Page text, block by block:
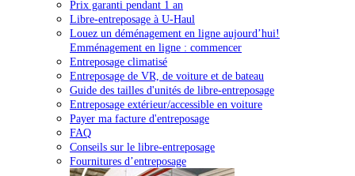
Prix garanti pendant 1 an
Libre-entreposage à U-Haul
Louez un déménagement en ligne aujourd’hui!
Emménagement en ligne : commencer
Entreposage climatisé
Entreposage de VR, de voiture et de bateau
Guide des tailles d'unités de libre-entreposage
Entreposage extérieur/accessible en voiture
Payer ma facture d'entreposage
FAQ
Conseils sur le libre-entreposage
Fournitures d’entreposage